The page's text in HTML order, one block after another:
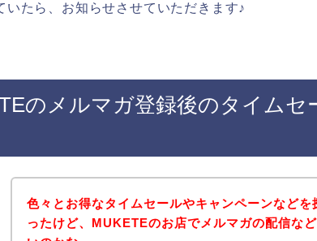
いたら、お知らせさせていただきます♪
のメルマガ登録後のタイムセ
色々とお得なタイムセールやキャンペーンなどを
ったけど、MUKETEのお店でメルマガの配信な